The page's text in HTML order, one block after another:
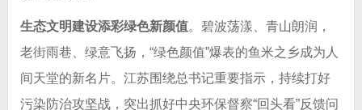
生态文明建设添彩绿色新颜值。碧波荡漾、青山朗润，
老街雨巷、绿意飞扬，“绿色颜值”爆表的鱼米之乡成为人
间天堂的新名片。江苏围绕总书记重要指示，持续打好
污染防治攻坚战，突出抓好中央环保督察“回头看”反馈问